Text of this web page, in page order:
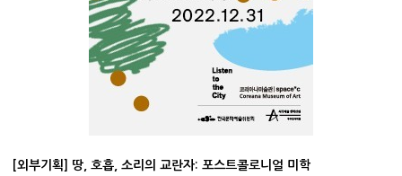
[외부기획] 땅, 호흡, 소리의 교란자: 포스트콜로니얼 미학